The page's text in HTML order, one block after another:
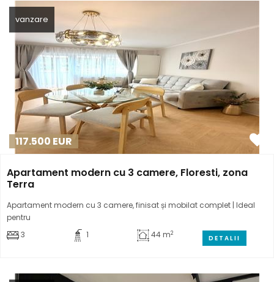
vanzare
117.500 EUR
Apartament modern cu 3 camere, Floresti, zona
Terra
Apartament modern cu 3 camere, finisat și mobilat complet | Ideal
pentru
3
1 44 m2
DETALII